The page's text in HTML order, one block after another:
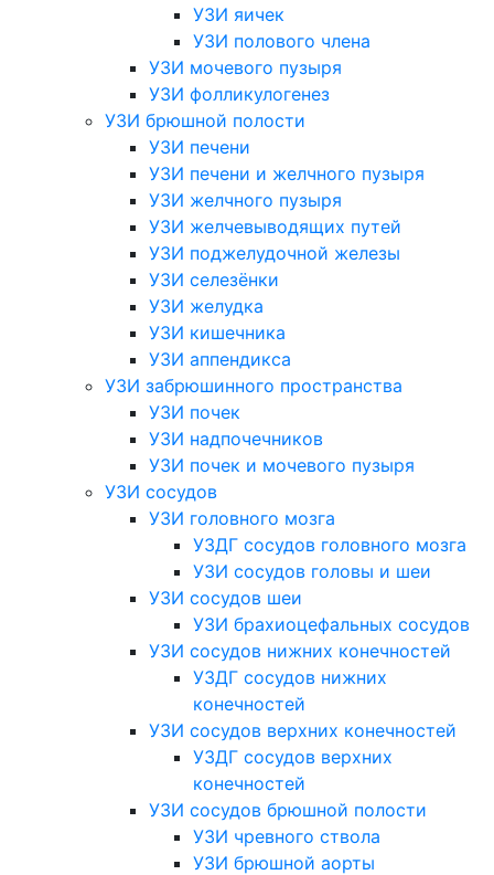
УЗИ яичек
УЗИ полового члена
УЗИ мочевого пузыря
УЗИ фолликулогенез
УЗИ брюшной полости
УЗИ печени
УЗИ печени и желчного пузыря
УЗИ желчного пузыря
УЗИ желчевыводящих путей
УЗИ поджелудочной железы
УЗИ селезёнки
УЗИ желудка
УЗИ кишечника
УЗИ аппендикса
УЗИ забрюшинного пространства
УЗИ почек
УЗИ надпочечников
УЗИ почек и мочевого пузыря
УЗИ сосудов
УЗИ головного мозга
УЗДГ сосудов головного мозга
УЗИ сосудов головы и шеи
УЗИ сосудов шеи
УЗИ брахиоцефальных сосудов
УЗИ сосудов нижних конечностей
УЗДГ сосудов нижних
конечностей
УЗИ сосудов верхних конечностей
УЗДГ сосудов верхних
конечностей
УЗИ сосудов брюшной полости
УЗИ чревного ствола
УЗИ брюшной аорты